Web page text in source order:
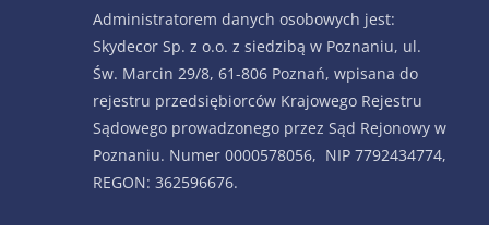
Administratorem danych osobowych jest:
Skydecor Sp. z o.o. z siedzibą w Poznaniu, ul.
Św. Marcin 29/8, 61-806 Poznań, wpisana do
rejestru przedsiębiorców Krajowego Rejestru
Sądowego prowadzonego przez Sąd Rejonowy w
Poznaniu. Numer 0000578056, NIP 7792434774,
REGON: 362596676.